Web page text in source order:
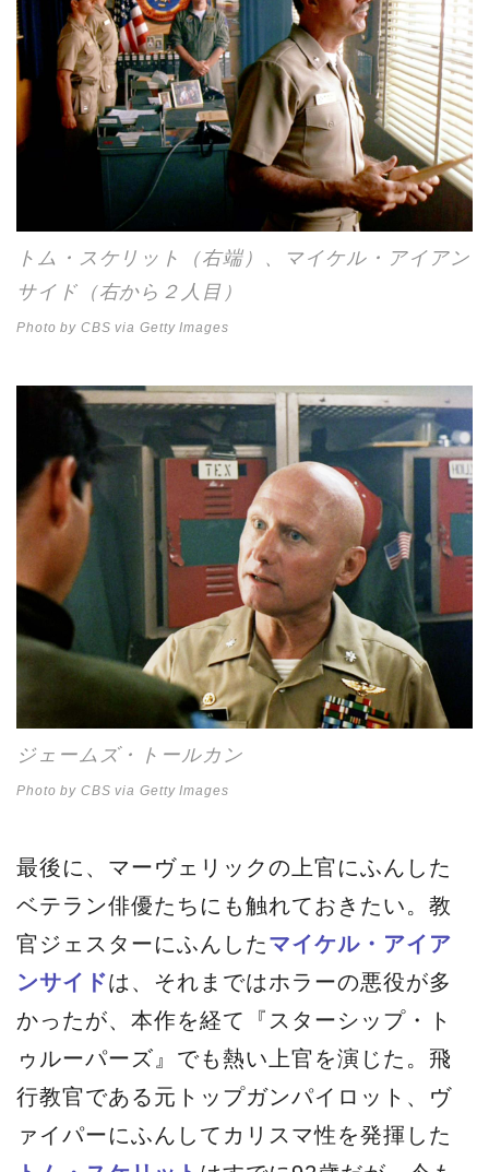
トム・スケリット（右端）、マイケル・アイアン
サイド（右から２人目）
Photo by CBS via Getty Images
ジェームズ・トールカン
Photo by CBS via Getty Images
最後に、マーヴェリックの上官にふんした
ベテラン俳優たちにも触れておきたい。教
官ジェスターにふんしたマイケル・アイア
ンサイドは、それまではホラーの悪役が多
かったが、本作を経て『スターシップ・ト
ゥルーパーズ』でも熱い上官を演じた。飛
行教官である元トップガンパイロット、ヴ
ァイパーにふんしてカリスマ性を発揮した